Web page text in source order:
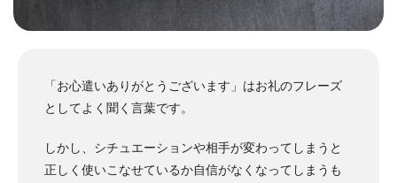
「お心遣いありがとうございます」はお礼のフレーズ
としてよく聞く言葉です。
しかし、シチュエーションや相手が変わってしまうと
正しく使いこなせているか自信がなくなってしまうも